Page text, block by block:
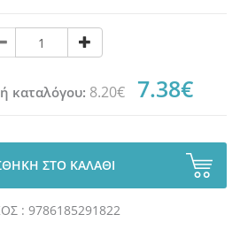
καταλόγου: 8.20€ 7.38€
ΣΤΟ ΚΑΛΑΘΙ
: 9786185291822